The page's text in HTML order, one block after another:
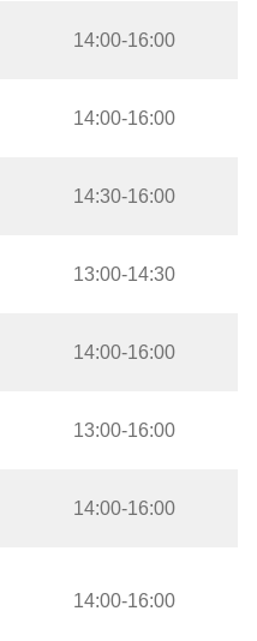
14:00-16:00
14:00-16:00
14:30-16:00
13:00-14:30
14:00-16:00
13:00-16:00
14:00-16:00
14:00-16:00